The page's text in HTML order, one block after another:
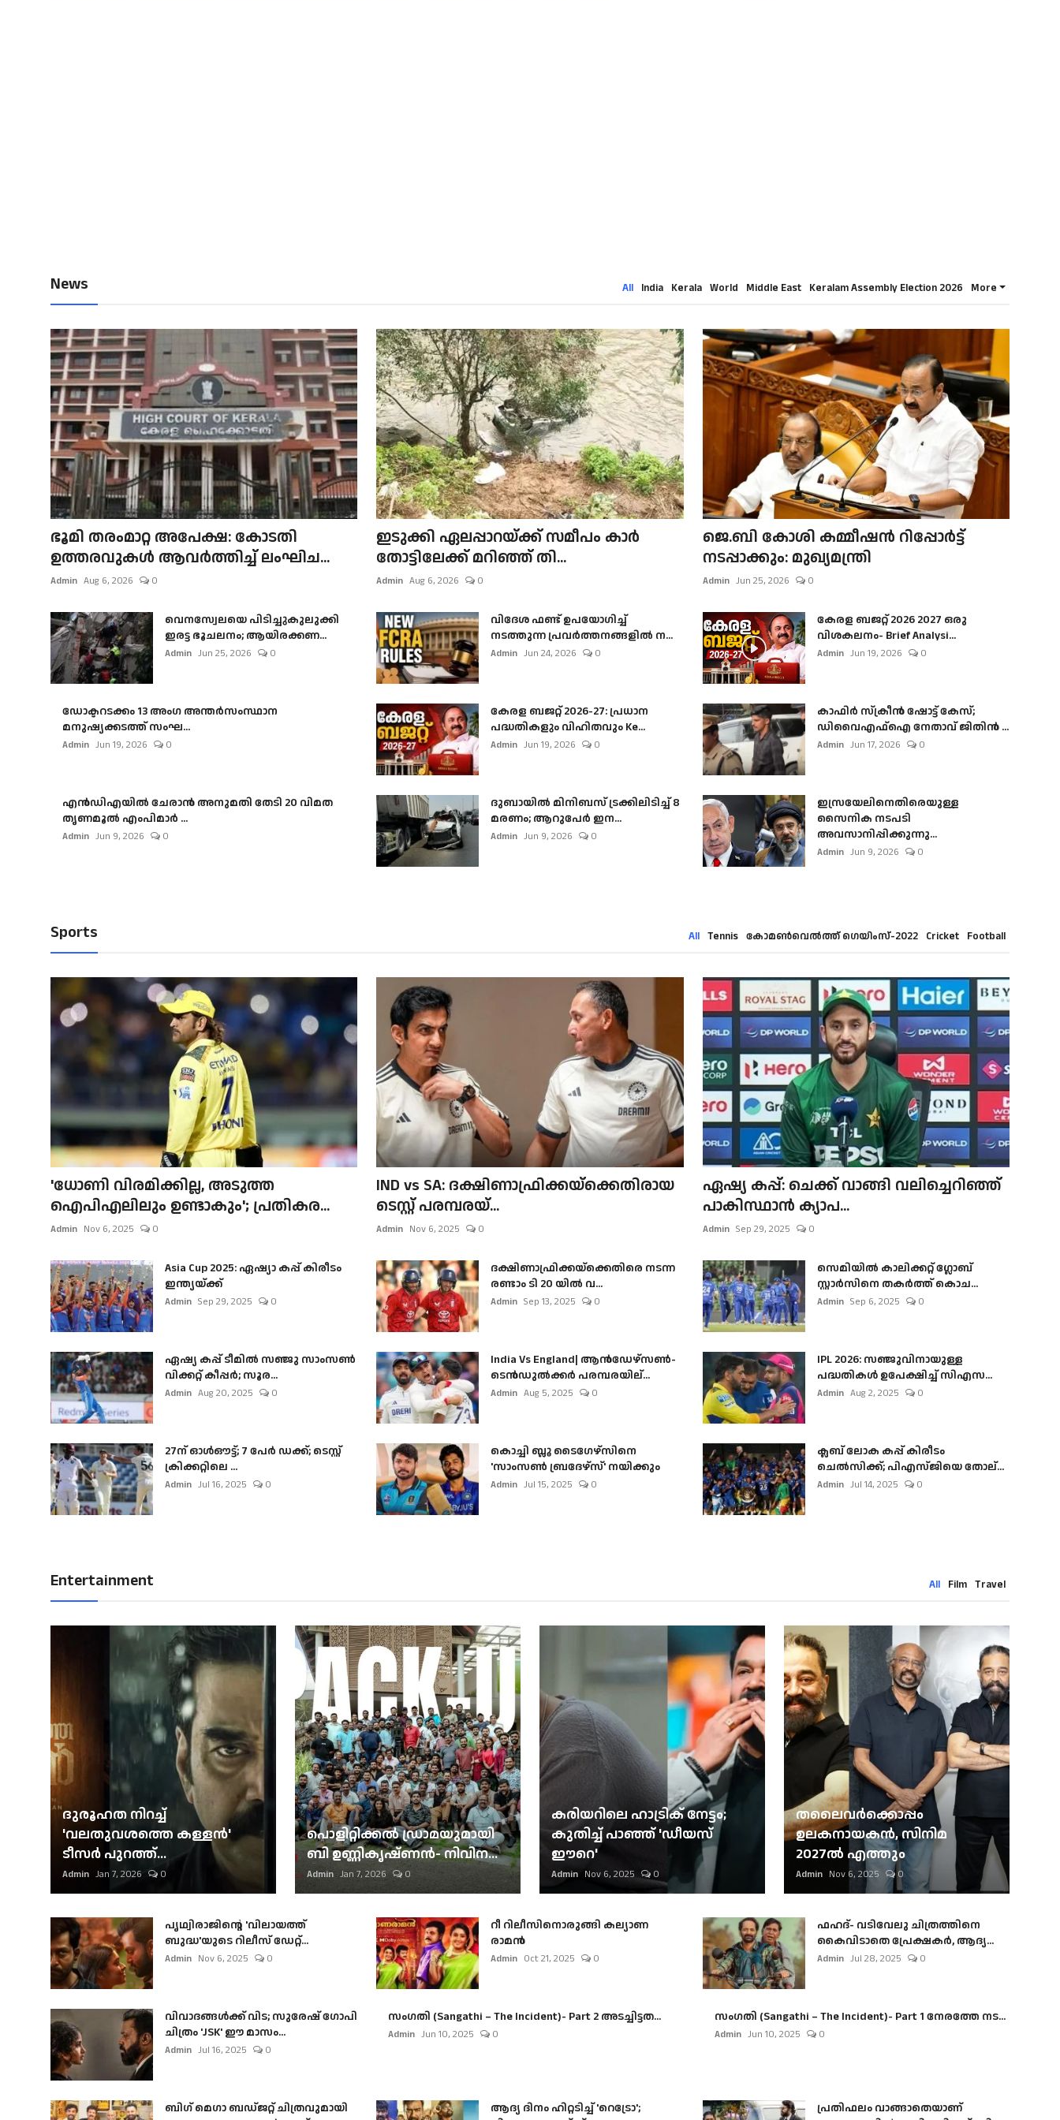
News All India Kerala World Middle East Keralam Assembly Election 2026 More
ഭൂമി തരംമാറ്റ അപേക്ഷ: കോടതി
ഉത്തരവുകൾ ആവർത്തിച്ച് ലംഘിച...
Admin Aug 6, 2026 0
ഇടുക്കി ഏലപ്പാറയ്ക്ക് സമീപം കാർ
തോട്ടിലേക്ക് മറിഞ്ഞ് തി...
Admin Aug 6, 2026 0
ജെ.ബി കോശി കമ്മീഷൻ റിപ്പോർട്ട്
നടപ്പാക്കും: മുഖ്യമന്ത്രി
Admin Jun 25, 2026 0
വെനസ്വേലയെ പിടിച്ചുകുലുക്കി
ഇരട്ട ഭൂചലനം; ആയിരക്കണ...
Admin Jun 25, 2026 0
വിദേശ ഫണ്ട് ഉപയോഗിച്ച്
നടത്തുന്ന പ്രവർത്തനങ്ങളിൽ ന...
Admin Jun 24, 2026 0
കേരള ബജറ്റ് 2026 2027 ഒരു
വിശകലനം- Brief Analysi...
Admin Jun 19, 2026 0
ഡോക്ടറടക്കം 13 അംഗ അന്തർസംസ്ഥാന
മനുഷ്യക്കടത്ത് സംഘ...
Admin Jun 19, 2026 0
കേരള ബജറ്റ് 2026-27: പ്രധാന
പദ്ധതികളും വിഹിതവും Ke...
Admin Jun 19, 2026 0
കാഫിർ സ്‌ക്രീൻ ഷോട്ട് കേസ്;
ഡിവൈഎഫ്ഐ നേതാവ് ജിതിൻ ...
Admin Jun 17, 2026 0
എൻഡിഎയിൽ ചേരാൻ അനുമതി തേടി 20 വിമത
തൃണമൂൽ എംപിമാർ ...
Admin Jun 9, 2026 0
ദുബായിൽ മിനിബസ്​ ട്രക്കിലിടിച്ച് 8
മരണം; ആറുപേർ ഇന...
Admin Jun 9, 2026 0
ഇസ്രയേലിനെതിരെയുള്ള
സൈനിക നടപടി
അവസാനിപ്പിക്കുന്നു...
Admin Jun 9, 2026 0
Sports All Tennis കോമൺവെൽത്ത് ഗെയിംസ്-2022 Cricket Football
'ധോണി വിരമിക്കില്ല, അടുത്ത
ഐപിഎലിലും ഉണ്ടാകും'; പ്രതികര...
Admin Nov 6, 2025 0
IND vs SA: ദക്ഷിണാഫ്രിക്കയ്‌ക്കെതിരായ
ടെസ്റ്റ് പരമ്പരയ്...
Admin Nov 6, 2025 0
ഏഷ്യ കപ്പ്: ചെക്ക് വാങ്ങി വലിച്ചെറിഞ്ഞ്
പാകിസ്ഥാൻ ക്യാപ...
Admin Sep 29, 2025 0
Asia Cup 2025: ഏഷ്യാ കപ്പ് കിരീടം
ഇന്ത്യയ്ക്ക്
Admin Sep 29, 2025 0
ദക്ഷിണാഫ്രിക്കയ്‌ക്കെതിരെ നടന്ന
രണ്ടാം ടി 20 യിൽ വ...
Admin Sep 13, 2025 0
സെമിയിൽ കാലിക്കറ്റ് ഗ്ലോബ്
സ്റ്റാർസിനെ തകർത്ത് കൊച...
Admin Sep 6, 2025 0
ഏഷ്യ കപ്പ് ടീമിൽ സഞ്ജു സാംസൺ
വിക്കറ്റ് കീപ്പർ; സൂര...
Admin Aug 20, 2025 0
India Vs England| ആൻഡേഴ്സൺ-
ടെൻഡുല്‍ക്കർ പരമ്പരയില്...
Admin Aug 5, 2025 0
IPL 2026: സഞ്ജുവിനായുള്ള
പദ്ധതികൾ ഉപേക്ഷിച്ച് സിഎസ...
Admin Aug 2, 2025 0
27ന് ഓൾഔട്ട്; 7 പേർ ഡക്ക്; ടെസ്റ്റ്
ക്രിക്കറ്റിലെ ...
Admin Jul 16, 2025 0
കൊച്ചി ബ്ലൂ ടൈഗേഴ്സിനെ
'സാംസൺ ബ്രദേഴ്സ്' നയിക്കും
Admin Jul 15, 2025 0
ക്ലബ് ലോക കപ്പ് കിരീടം
ചെല്‍സിക്ക്; പിഎസ്ജിയെ തോല്...
Admin Jul 14, 2025 0
Entertainment All Film Travel
ദുരൂഹത നിറച്ച്
'വലതുവശത്തെ കള്ളന്‍'
ടീസര്‍ പുറത്ത്...
Admin Jan 7, 2026 0
പൊളിറ്റിക്കല്‍ ഡ്രാമയുമായി
ബി ഉണ്ണികൃഷ്ണന്‍- നിവിന...
Admin Jan 7, 2026 0
കരിയറിലെ ഹാട്രിക് നേട്ടം;
കുതിച്ച് പാഞ്ഞ് 'ഡീയസ്
ഈറെ'
Admin Nov 6, 2025 0
തലൈവര്‍ക്കൊപ്പം
ഉലകനായകന്‍, സിനിമ
2027ല്‍ എത്തും
Admin Nov 6, 2025 0
പൃഥ്വിരാജിന്റെ 'വിലായത്ത്
ബുദ്ധ'യുടെ റിലീസ് ഡേറ്റ്...
Admin Nov 6, 2025 0
റീ റിലീസിനൊരുങ്ങി കല്യാണ
രാമൻ
Admin Oct 21, 2025 0
ഫഹദ്- വടിവേലു ചിത്രത്തിനെ
കൈവിടാതെ പ്രേക്ഷകർ, ആദ്യ...
Admin Jul 28, 2025 0
വിവാദങ്ങൾക്ക് വിട; സുരേഷ് ഗോപി
ചിത്രം 'JSK' ഈ മാസം...
Admin Jul 16, 2025 0
സംഗതി (Sangathi – The Incident)- Part 2 അടച്ചിട്ടത...
Admin Jun 10, 2025 0
സംഗതി (Sangathi – The Incident)- Part 1 നേരത്തേ നട...
Admin Jun 10, 2025 0
ബി​ഗ് മെഗാ ബഡ്ജറ്റ് ചിത്രവുമായി
ആദ്യ ദിനം ഹിറ്റടിച്ച് 'റെട്രോ';
പ്രതിഫലം വാങ്ങാതെയാണ്